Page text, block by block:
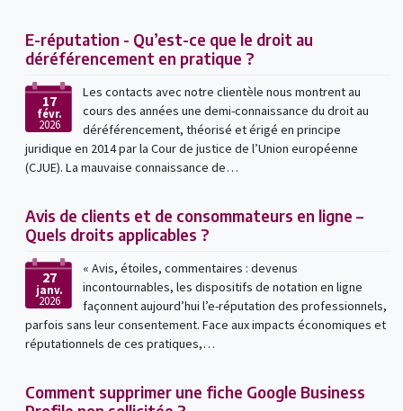
E-réputation - Qu’est-ce que le droit au
déréférencement en pratique ?
17
févr.
2026
Les contacts avec notre clientèle nous montrent au
cours des années une demi-connaissance du droit au
déréférencement, théorisé et érigé en principe
juridique en 2014 par la Cour de justice de l’Union européenne
(CJUE). La mauvaise connaissance de…
Avis de clients et de consommateurs en ligne –
Quels droits applicables ?
27
janv.
2026
« Avis, étoiles, commentaires : devenus
incontournables, les dispositifs de notation en ligne
façonnent aujourd’hui l’e-réputation des professionnels,
parfois sans leur consentement. Face aux impacts économiques et
réputationnels de ces pratiques,…
Comment supprimer une fiche Google Business